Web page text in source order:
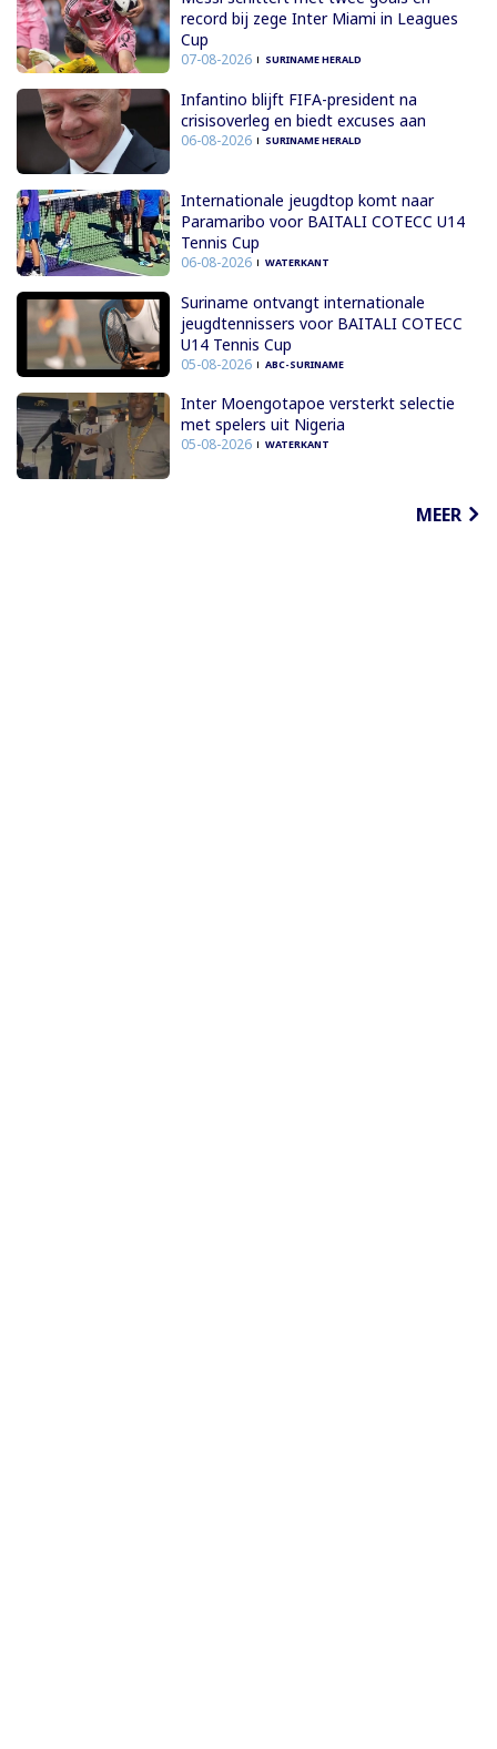
record bij zege Inter Miami in Leagues
Cup
07-08-2026 SURINAME HERALD
Infantino blijft FIFA-president na
crisisoverleg en biedt excuses aan
06-08-2026 SURINAME HERALD
Internationale jeugdtop komt naar
Paramaribo voor BAITALI COTECC U14
Tennis Cup
06-08-2026 WATERKANT
Suriname ontvangt internationale
jeugdtennissers voor BAITALI COTECC
U14 Tennis Cup
05-08-2026 ABC-SURINAME
Inter Moengotapoe versterkt selectie
met spelers uit Nigeria
05-08-2026 WATERKANT
MEER